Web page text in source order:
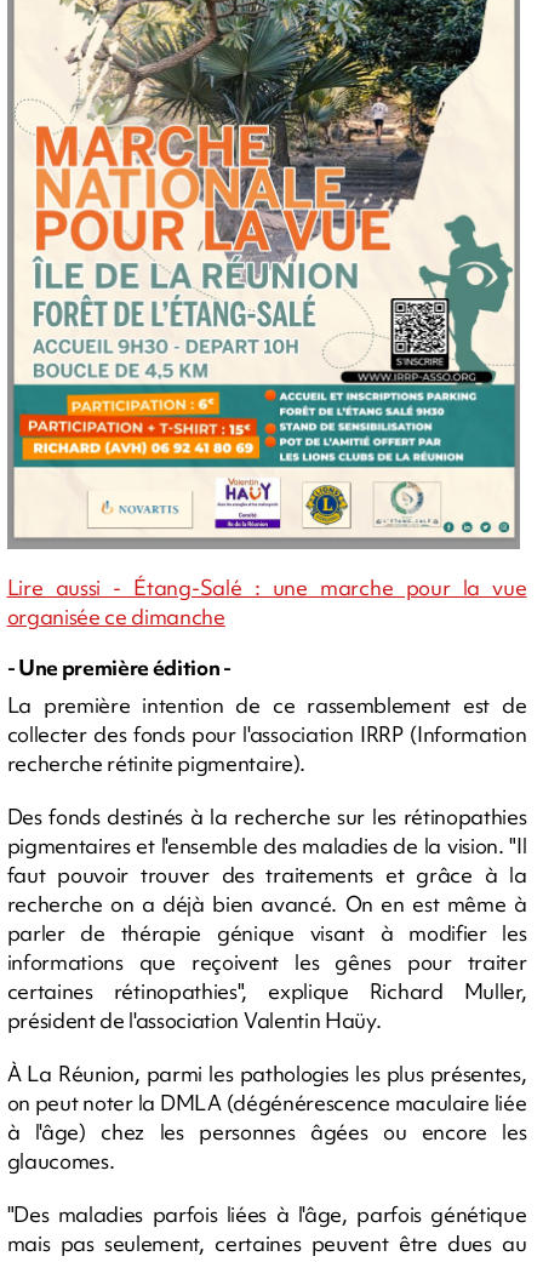
Lire aussi - Étang-Salé : une marche pour la vue
organisée ce dimanche
- Une première édition -
La première intention de ce rassemblement est de
collecter des fonds pour l'association IRRP (Information
recherche rétinite pigmentaire).
Des fonds destinés à la recherche sur les rétinopathies
pigmentaires et l'ensemble des maladies de la vision. "Il
faut pouvoir trouver des traitements et grâce à la
recherche on a déjà bien avancé. On en est même à
parler de thérapie génique visant à modifier les
informations que reçoivent les gênes pour traiter
certaines rétinopathies", explique Richard Muller,
président de l'association Valentin Haüy.
À La Réunion, parmi les pathologies les plus présentes,
on peut noter la DMLA (dégénérescence maculaire liée
à l'âge) chez les personnes âgées ou encore les
glaucomes.
"Des maladies parfois liées à l'âge, parfois génétique
mais pas seulement, certaines peuvent être dues au